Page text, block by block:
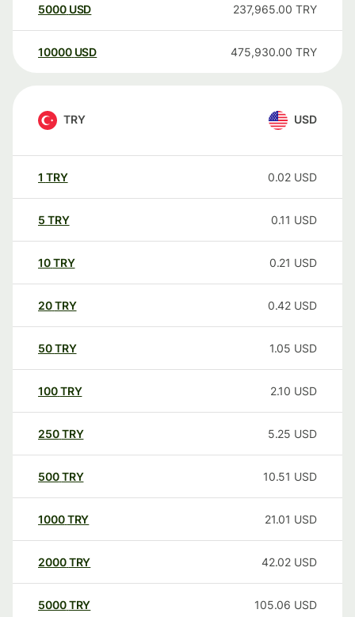
5000 USD 237,965.00 TRY
10000 USD 475,930.00 TRY
TRY USD
1 TRY 0.02 USD
5 TRY 0.11 USD
10TRY 0.21 USD
20TRY 0.42 USD
50TRY 1.05 USD
100TRY 2.10 USD
250TRY 5.25 USD
500TRY 10.51 USD
1000TRY 21.01 USD
2000TRY 42.02 USD
5000TRY 105.06 USD